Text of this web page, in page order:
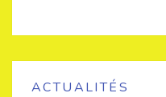
ACTUALITÉS